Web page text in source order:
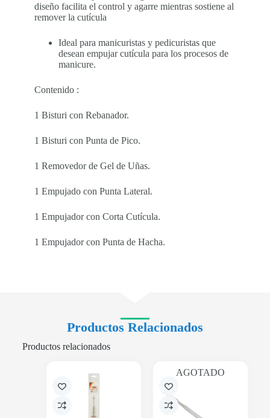
diseño facilita el control y agarre mientras sostiene al
remover la cutícula
Ideal para manicuristasy pedicuristas que
desean empujar cutícula para los procesos de
manicure.
Contenido :
1 Bisturi con Rebanador.
1 Bisturi con Punta de Pico.
1 Removedor de Gel de Uñas.
1 Empujado con Punta Lateral.
1 Empujador con Corta Cutícula.
1 Empujador con Punta de Hacha.
Productos Relacionados
Productos relacionados
AGOTADO